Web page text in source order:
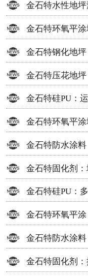
金石特水性地
案
金石特环氧平
选择
金石特钢化地
金石特压花地
地面材料
金石特硅PU：
金石特环氧平
决方案
金石特防水涂
方案
金石特固化剂
金石特硅PU：
金石特环氧平
方案
金石特防水涂
金石特固化剂